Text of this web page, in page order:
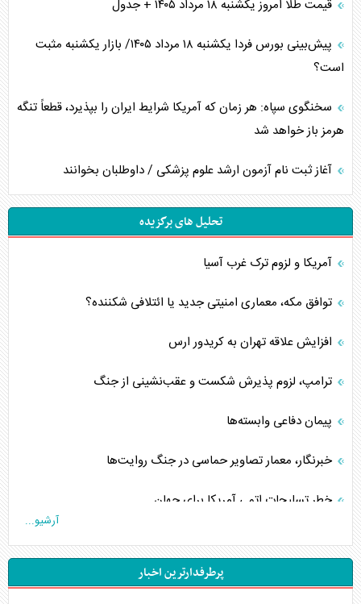
قیمت طلا امروز یکشنبه ۱۸ مرداد ۱۴۰۵ + جدول
پیش‌بینی بورس فردا یکشنبه ۱۸ مرداد ۱۴۰۵/ بازار یکشنبه مثبت
است؟
سخنگوی سپاه: هر زمان که آمریکا شرایط ایران را بپذیرد، قطعاً تنگه
هرمز باز خواهد شد
آغاز ثبت نام آزمون ارشد علوم پزشکی / داوطلبان بخوانند
تحلیل های برگزیده
آمریکا و لزوم ترک غرب آسیا
توافق مکه، معماری امنیتی جدید یا ائتلافی شکننده؟
افزایش علاقه تهران به کریدور ارس
ترامپ، لزوم پذیرش شکست و عقب‌نشینی از جنگ
پیمان دفاعی‌ وابسته‌ها
خبرنگار، معمار تصاویر حماسی در جنگ روایت‌ها
خطر تسلیحات اتمی آمریکا برای جهان
جاده ابریشم فضایی/ نفوذ راهبردی و فرازمینی چین
آرشیو...
پرطرفدارترین اخبار